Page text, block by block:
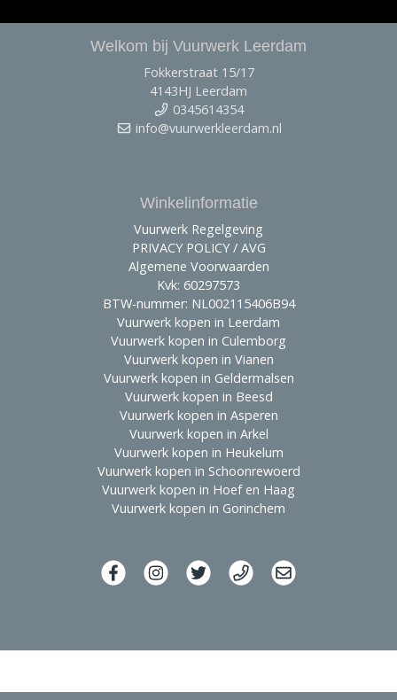
Welkom bij Vuurwerk Leerdam
Fokkerstraat 15/17
4143HJ Leerdam
0345614354
info@vuurwerkleerdam.nl
Winkelinformatie
Vuurwerk Regelgeving
PRIVACY POLICY / AVG
Algemene Voorwaarden
Kvk: 60297573
BTW-nummer: NL002115406B94
Vuurwerk kopen in Leerdam
Vuurwerk kopen in Culemborg
Vuurwerk kopen in Vianen
Vuurwerk kopen in Geldermalsen
Vuurwerk kopen in Beesd
Vuurwerk kopen in Asperen
Vuurwerk kopen in Arkel
Vuurwerk kopen in Heukelum
Vuurwerk kopen in Schoonrewoerd
Vuurwerk kopen in Hoef en Haag
Vuurwerk kopen in Gorinchem